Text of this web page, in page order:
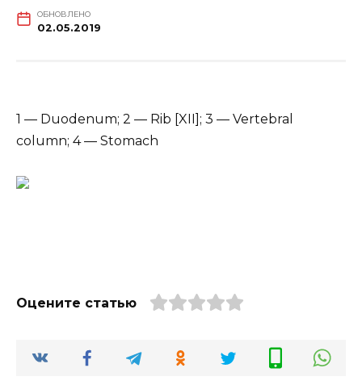
ОБНОВЛЕНО
02.05.2019
1 — Duodenum; 2 — Rib [XII]; 3 — Vertebral
column; 4 — Stomach
Оцените статью